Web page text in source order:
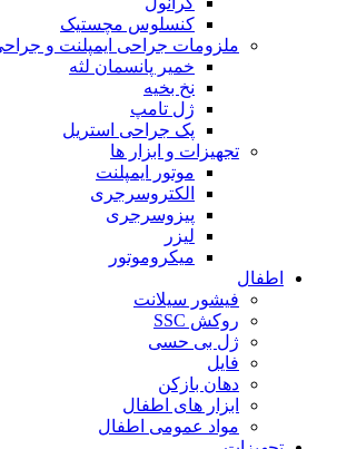
کنسلوس مچستیک
ملزومات جراحی ایمپلنت و
خمیر پانسمان لثه
نخ بخیه
ژل تامپ
پک جراحی استریل
تجهیزات و ابزار ها
موتور ایمپلنت
الکتروسرجری
پیزوسرجری
لیزر
میکروموتور
اطفال
فیشور سیلانت
روکش SSC
ژل بی حسی
فایل
دهان بازکن
ابزار های اطفال
مواد عمومی اطفال